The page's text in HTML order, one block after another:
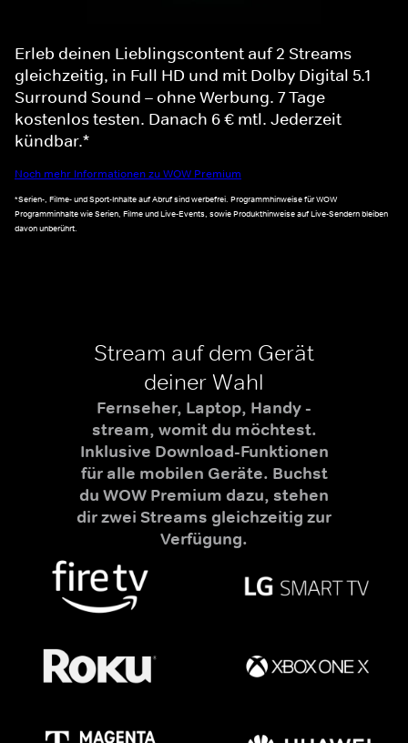
Erleb deinen Lieblingscontent auf 2 Streams
gleichzeitig, in Full HD und mit Dolby Digital 5.1
Surround Sound – ohne Werbung. 7 Tage
kostenlos testen. Danach 6 € mtl. Jederzeit
kündbar.*
Noch mehr Informationen zu WOW Premium
*Serien-, Filme- und Sport-Inhalte auf Abruf sind werbefrei. Programmhinweise für WOW
Programminhalte wie Serien, Filme und Live-Events, sowie Produkthinweise auf Live-Sendern bleiben
davon unberührt.
Stream auf dem Gerät
deiner Wahl
Fernseher, Laptop, Handy -
stream, womit du möchtest.
Inklusive Download-Funktionen
für alle mobilen Geräte. Buchst
du WOW Premium dazu, stehen
dir zwei Streams gleichzeitig zur
Verfügung.